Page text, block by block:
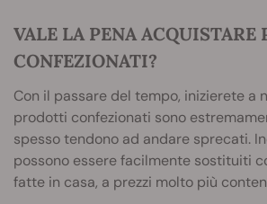
VALE LA PENA ACQUISTARE
CONFEZIONATI?
Con il passare del tempo, inizierete a
prodotti confezionati sono
spesso tendono ad andare sprecati.
possono essere facilmente sostituiti
fatte in casa, a prezzi molto più